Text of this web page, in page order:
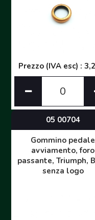
Prezzo (IVA esc) :
05 00704
Gommino pedale
avviamento, foro
passante, Triumph,
senza logo